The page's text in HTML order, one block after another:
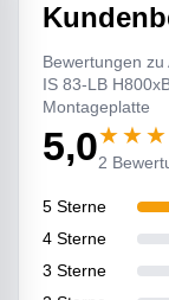
Bewertungen
IS 83-LB
Montageplatte
5,02
5 Sterne
4 Sterne
3 Sterne